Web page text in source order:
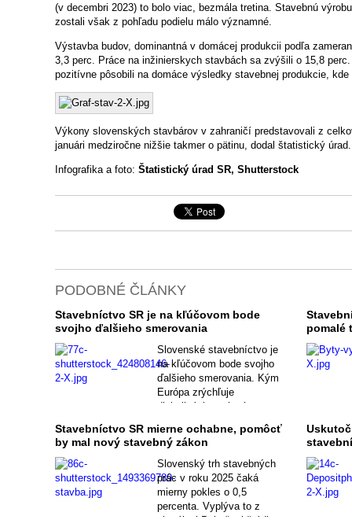
(v decembri 2023) to bolo viac, bezmála tretina. Stavebnú
zostali však z pohľadu podielu málo významné.
Výstavba budov, dominantná v domácej produkcii podľa
3,3 perc. Práce na inžinierskych stavbách sa zvýšili o 15,8
pozitívne pôsobili na domáce výsledky stavebnej produkcie,
Výkony slovenských stavbárov v zahraničí predstavovali z
januári medziročne nižšie takmer o pätinu, dodal štatistický úrad.
Infografika a foto: Štatistický úrad SR, Shutterstock
PODOBNÉ ČLÁNKY
Stavebníctvo SR je na kľúčovom bode
svojho ďalšieho smerovania
Slovenské stavebníctvo je
na kľúčovom bode svojho
ďalšieho smerovania. Kým
Európa zrýchľuje
digitalizáciu, zelené
vzdelávaní, sektor v SR
zápasí s pomalším rastom,
čo predstavuje riziko
stagnácie.
pomalé
Stavebníctvo SR mierne ochabne, pomôcť
by mal nový stavebný zákon
Slovenský trh stavebných
prác v roku 2025 čaká
mierny pokles o 0,5
percenta. Vyplýva to z
aktuálnej Polročnej štúdie